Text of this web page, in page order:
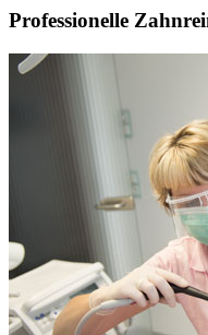
Professionelle